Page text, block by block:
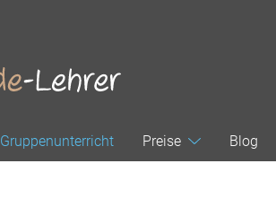
Gruppenunterricht Preise Blog